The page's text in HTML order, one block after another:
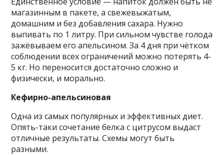
магазинным в пакете, а свежевыжатым,
домашним и без добавления сахара. Нужно
выпивать по 1 литру. При сильном чувстве голода
зажёвываем его апельсином. За 4 дня при чётком
соблюдении всех ограничений можно потерять 4-
5 кг. Но переносится достаточно сложно и
физически, и морально.
Кефирно-апельсиновая
Одна из самых популярных и эффективных диет.
Опять-таки сочетание белка с цитрусом выдаст
отличные результаты. Схемы могут быть
разными.